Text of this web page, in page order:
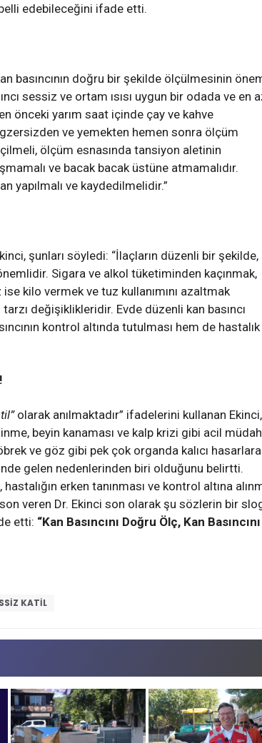
edebileceğini ifade etti.
basıncının doğru bir şekilde ölçülmesinin
sessiz ve ortam ısısı uygun bir odada ve en
önceki yarım saat içinde çay ve kahve
ve yemekten hemen sonra ölçüm
ölçüm esnasında tansiyon aletinin
ve bacak bacak üstüne atmamalıdır.
yapılmalı ve kaydedilmelidir.”
şunları söyledi: “İlaçların düzenli bir şekilde,
Sigara ve alkol tüketiminden kaçınmak,
kilo vermek ve tuz kullanımını azaltmak
değişiklikleridir. Evde düzenli kan basıncı
kontrol altında tutulması hem de hastalık
olarak anılmaktadır” ifadelerini kullanan Ekinci,
beyin kanaması ve kalp krizi gibi acil
ve göz gibi pek çok organda kalıcı hasarlara
gelen nedenlerinden biri olduğunu belirtti.
erken tanınması ve kontrol altına
veren Dr. Ekinci son olarak şu sözlerin bir
etti: “Kan Basıncını Doğru Ölç, Kan Basıncını
KATIL